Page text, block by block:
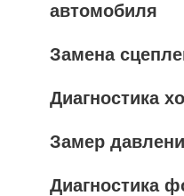
автомобиля
Замена
Диагностика
Замер
Диагностика